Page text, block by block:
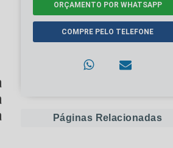
ORÇAMENTO POR WHATSAPP
COMPRE PELO TELEFONE
Páginas Relacionadas